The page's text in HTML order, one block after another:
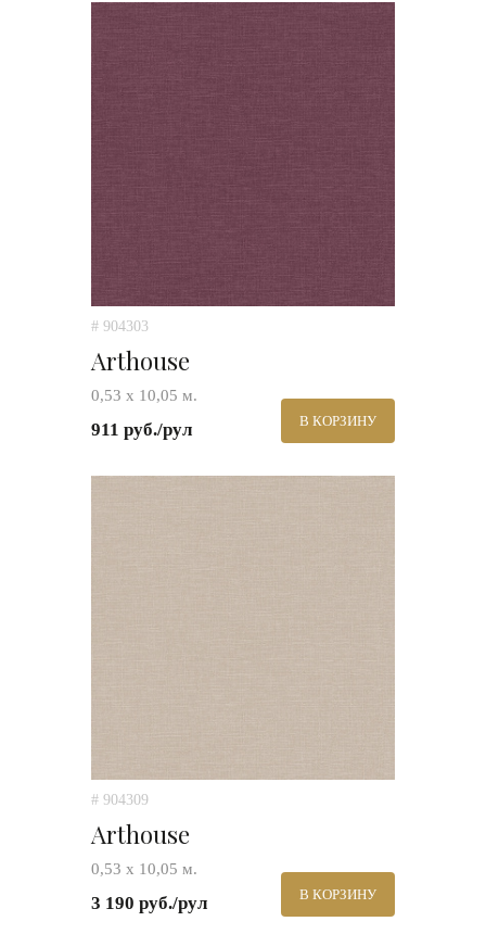
# 904303
Arthouse
0,53 х 10,05 м.
911 руб./рул В КОРЗИНУ
# 904309
Arthouse
0,53 х 10,05 м.
3 190 руб./рул В КОРЗИНУ